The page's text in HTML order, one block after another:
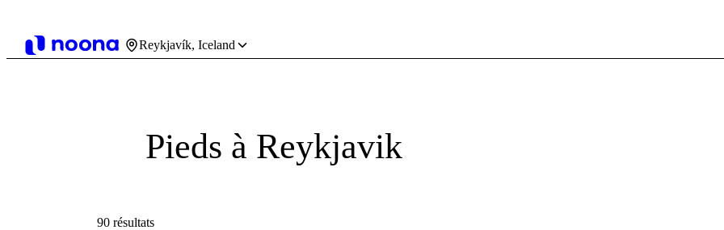
Reykjavík, Iceland
Pieds à Reykjavik
90 résultats